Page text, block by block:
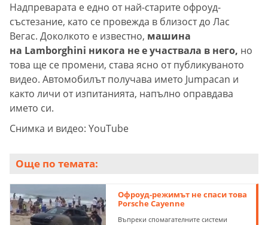
Надпреварата е едно от най-старите офроуд-
състезание, като се провежда в близост до Лас
Вегас. Доколкото е известно, машина
на Lamborghini никога не е участвала в него, но
това ще се промени, става ясно от публикуваното
видео. Автомобилът получава името Jumpacan и
както личи от изпитанията, напълно оправдава
името си.
Снимка и видео: YouTube
Още по темата:
Офроуд-режимът не спаси това
Porsche Cayenne
Въпреки спомагателните системи